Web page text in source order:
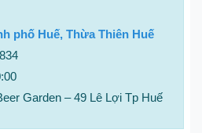
phố Huế, Thừa Thiên Huế
Garden – 49 Lê Lợi Tp Huế